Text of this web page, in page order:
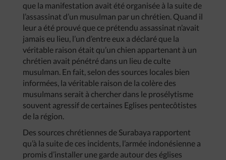
que la manifestation avait été organisée à la suite de
l’assassinat d’un musulman par un chrétien. Quand il
leur a été prouvé que ce prétendu assassinat n’avait
jamais eu lieu, l’un d’entre eux a déclaré que la
véritable raison était qu’un chien appartenant à un
chrétien avait pénétré dans un lieu de culte
musulman. En fait, selon des sources locales bien
informées, la véritable raison de la colère des
musulmans serait à chercher dans le prosélytisme
souvent agressif de certaines Eglises pentecôtistes
de la région.
Des sources chrétiennes de Surabaya rapportent
qu’à la suite de ces incidents, l’armée indonésienne a
promis d’installer une garde autour des églises